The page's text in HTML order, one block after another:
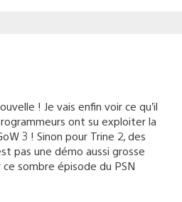
! Je vais enfin voir ce qu’il
ont su exploiter la
3 ! Sinon pour Trine 2, des
pas une démo aussi grosse
sombre épisode du PSN